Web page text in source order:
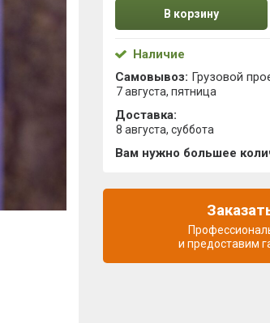
В корзину
Наличие
Самовывоз: Грузовой
7 августа, пятница
Доставка:
8 августа, суббота
Вам нужно большее
и предоставим